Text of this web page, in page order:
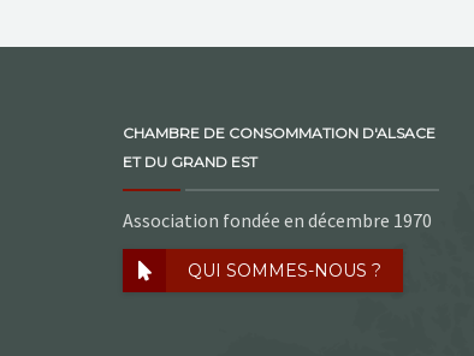
CHAMBRE DE CONSOMMATION D'ALSACE
ET DU GRAND EST
Association fondée en décembre 1970
QUI SOMMES-NOUS ?